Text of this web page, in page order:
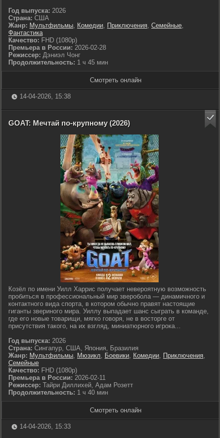
Год выпуска: 2026
Страна: США
Жанр: Мультфильмы, Комедии, Приключения, Семейные,
Фантастика
Качество: FHD (1080p)
Премьера в России: 2026-02-28
Режиссер: Дэниэл Чонг
Продолжительность: 1 ч 45 мин
Смотреть онлайн
14-04-2026, 15:38
GOAT: Мечтай по-крупному (2026)
Козёл по имени Уилл Харрис получает невероятную возможность
пробиться в профессиональный мир зверобола — динамичного и
контактного вида спорта, в котором обычно правят настоящие
гиганты звериного мира. Уиллу выпадает шанс сыграть в команде,
где его новые товарищи, мягко говоря, не в восторге от
присутствия такого, на их взгляд, миниатюрного игрока...
Год выпуска: 2026
Страна: Сингапур, США, Япония, Бразилия
Жанр: Мультфильмы, Мюзикл, Боевики, Комедии, Приключения,
Семейные
Качество: FHD (1080p)
Премьера в России: 2026-02-11
Режиссер: Тайри Диллихей, Адам Розетт
Продолжительность: 1 ч 40 мин
Смотреть онлайн
14-04-2026, 15:33